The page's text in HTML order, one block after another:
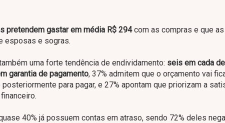
pretendem gastar em média R$ 294com as compras e que as
esposas e sogras.
uma forte tendência de endividamento: seis em cada
garantia de pagamento, 37% admitem que o orçamento vai
para pagar, e 27% apontam que priorizam a
40% já possuem contas em atraso, sendo 72% deles